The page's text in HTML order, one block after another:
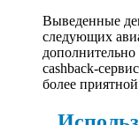
Выведенные
следующих
дополнительно
cashback-
более